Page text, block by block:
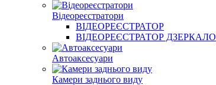
Відеореєстратори
ВІДЕОРЕЄСТРАТОР
ВІДЕОРЕЄСТРАТОР ДЗЕРКАЛО
Автоаксесуари
Камери заднього виду